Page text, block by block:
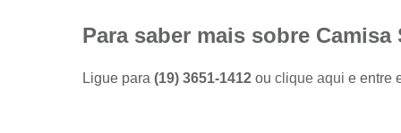
sociais
masculinas
Fábricas
Para saber mais sobre
Ligue para (19) 3651-1412 ou clique aqui e entre